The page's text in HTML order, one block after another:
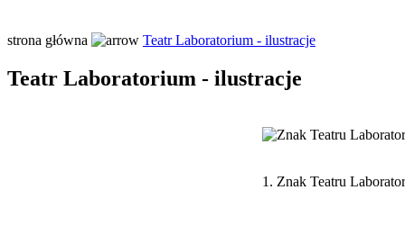
strona główna Teatr Laboratorium - ilustracje
Teatr Laboratorium - ilustracje
1. Znak Teatru